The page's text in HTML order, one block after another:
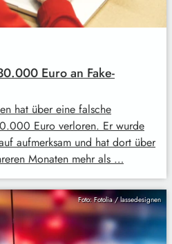
Euro an Fake-
hat über eine falsche
Euro verloren. Er wurde
aufmerksam und hat dort über
Monaten mehr als …
Foto: Fotolia / lassedesignen